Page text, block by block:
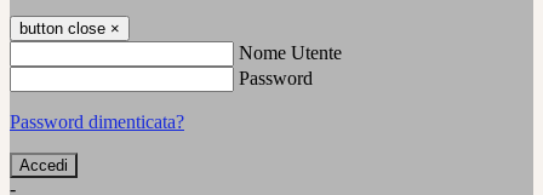
button close ×
Nome Utente
Password
Password dimenticata?
-